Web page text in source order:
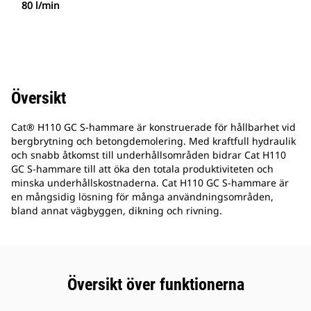
80 l/min
Översikt
Cat® H110 GC S-hammare är konstruerade för hållbarhet vid
bergbrytning och betongdemolering. Med kraftfull hydraulik
och snabb åtkomst till underhållsområden bidrar Cat H110
GC S-hammare till att öka den totala produktiviteten och
minska underhållskostnaderna. Cat H110 GC S-hammare är
en mångsidig lösning för många användningsområden,
bland annat vägbyggen, dikning och rivning.
Översikt över funktionerna